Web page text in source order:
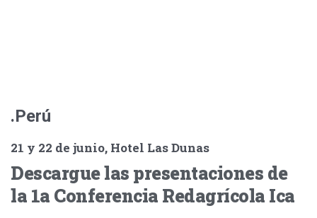
.Perú
21 y 22 de junio, Hotel Las Dunas
Descargue las presentaciones de
la 1a Conferencia Redagrícola Ica